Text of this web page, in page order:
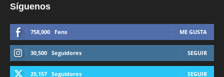
Síguenos
758,000 Fans ME GUSTA
30,500 Seguidores SEGUIR
25,157 Seguidores SEGUIR